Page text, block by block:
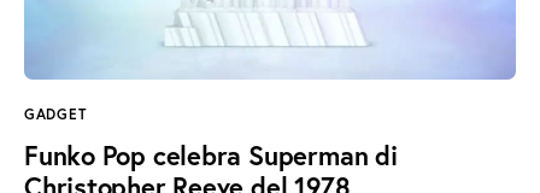
x
GADGET
Funko Pop celebra Superman di